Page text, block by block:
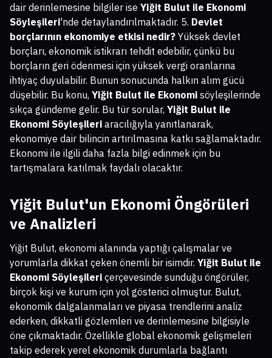
dair derinlemesine bilgiler ise Yiğit Bulut ile Ekonomi
Söyleşileri'nde detaylandırılmaktadır. 5. Devlet
borçlarının ekonomiye etkisi nedir? Yüksek devlet
borçları, ekonomik istikrarı tehdit edebilir, çünkü bu
borçların geri ödenmesi için yüksek vergi oranlarına
ihtiyaç duyulabilir. Bunun sonucunda halkın alım gücü
düşebilir. Bu konu, Yiğit Bulut ile Ekonomi söyleşilerinde
sıkça gündeme gelir. Bu tür sorular, Yiğit Bulut ile
Ekonomi Söyleşileri aracılığıyla yanıtlanarak,
ekonomiye dair bilincin artırılmasına katkı sağlamaktadır.
Ekonomi ile ilgili daha fazla bilgi edinmek için bu
tartışmalara katılmak faydalı olacaktır.
Yiğit Bulut'un Ekonomi Öngörüleri
ve Analizleri
Yiğit Bulut, ekonomi alanında yaptığı çalışmalar ve
yorumlarla dikkat çeken önemli bir isimdir. Yiğit Bulut ile
Ekonomi Söyleşileri çerçevesinde sunduğu öngörüler,
birçok kişi ve kurum için yol gösterici olmuştur. Bulut,
ekonomik dalgalanmaları ve piyasa trendlerini analiz
ederken, dikkatli gözlemleri ve derinlemesine bilgisiyle
öne çıkmaktadır. Özellikle global ekonomik gelişmeleri
takip ederek yerel ekonomik durumlarla bağlantı